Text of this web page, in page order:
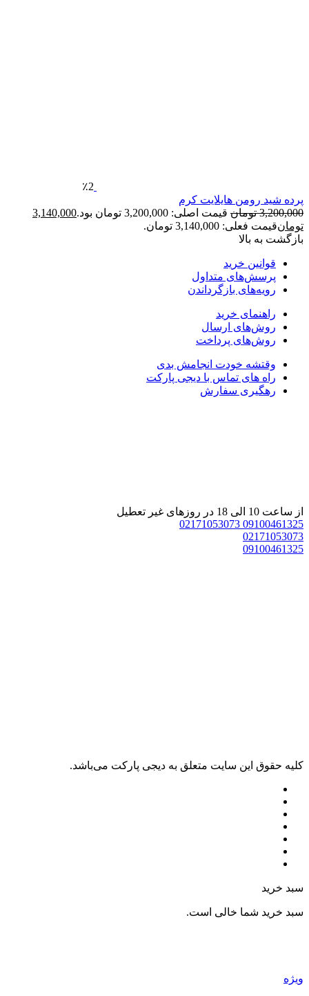
٪2
پرده شید رومن هایلایت کرم
3,200,000 تومان قیمت اصلی: 3,200,000 تومان بود.
3,140,000
تومانقیمت فعلی: 3,140,000 تومان.
بازگشت به بالا
قوانین خرید
پرسش‌های متداول
رویه‌های بازگرداندن
راهنمای خرید
روش‌های ارسال
روش‌های پرداخت
وقتشه خودت انجامش بدی
راه های تماس با دیجی پارکت
رهگیری سفارش
از ساعت 10 الی 18 در روزهای غیر تعطیل
09100461325
02171053073
02171053073
09100461325
کليه حقوق اين سايت متعلق به دیجی پارکت می‌باشد.
سبد خرید
سبد خرید شما خالی است.
ویژه